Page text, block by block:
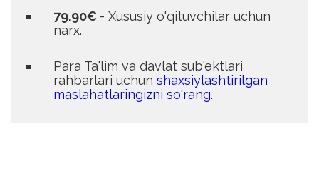
79.90€ - Xususiy o'qituvchilar uchun
narx.
Para Ta'lim va davlat sub'ektlari
rahbarlari uchun shaxsiylashtirilgan
maslahatlaringizni so'rang.